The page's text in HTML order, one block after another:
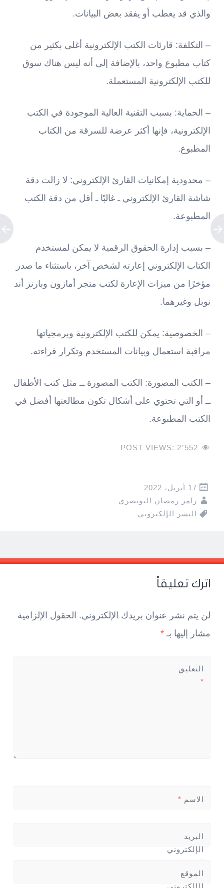
والذي قد يعطب أو يفقد بعض البيانات.
– التكلفة: قارئات الكتب الإلكترونية أغلى بكثير من
كتاب مطبوع واحد، بالإضافة إلى أنه ليس هناك سوق
للكتب الإلكترونية المستعملة.
– الحماية: بسبب التقنية العالية الموجودة في الكتب
الإلكترونية، فإنها أكثر عرضة للسرقة من الكتاب
المطبوع.
– محدودية إمكانيات القارئ الإلكتروني: لا زالت دقة
شاشة القارئ الإلكتروني ـ غالبًا ـ أقل من دقة الكتب
المطبوعة.
– بسبب إدارة الحقوق الرقمية لا يمكن لمستخدم
الكتاب الإلكتروني إعارته لشخص آخر، باستثناء ما صدر
مؤخرًا من ميزات الإعارة لكتب متجر أمازون وبارنز أند
نوبل وغيرهما.
– الخصوصية: يمكن للكتب الإلكترونية وبرمجياتها
مراقبة استعمال وبيانات المستخدم وتكرار قراءته.
– الكتب المصورة: الكتب المصورة ــ مثل كتب الأطفال
ــ أو التي تحتوي على أشكال تكون مطالعتها أفضل في
الكتب المطبوعة.
POST VIEWS: 2٬552
17 أبريل، 2022
رامز رمضان النويصري
النشر الإلكتروني
Post
navigation
←
→
اترك تعليقاً
لن يتم نشر عنوان بريدك الإلكتروني. الحقول الإلزامية
مشار إليها بـ *
التعليق
*
الاسم *
البريد
الإلكتروني
*
الموقع
الإلكتروني